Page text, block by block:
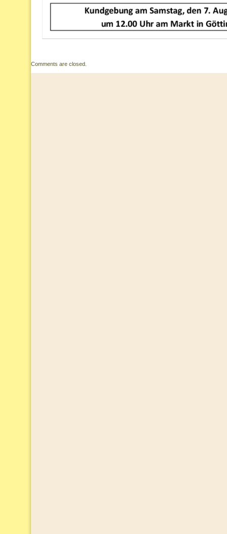
Comments are closed.